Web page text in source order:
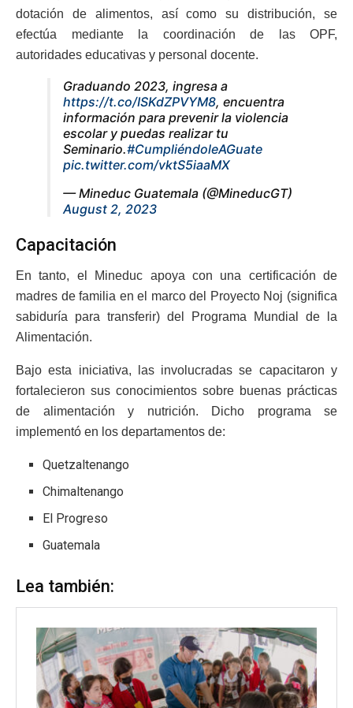
dotación de alimentos, así como su distribución, se
efectúa mediante la coordinación de las OPF,
autoridades educativas y personal docente.
Graduando 2023, ingresa a
https://t.co/ISKdZPVYM8, encuentra
información para prevenir la violencia
escolar y puedas realizar tu
Seminario.#CumpliéndoleAGuate
pic.twitter.com/vktS5iaaMX
— Mineduc Guatemala (@MineducGT)
August 2, 2023
Capacitación
En tanto, el Mineduc apoya con una certificación de
madres de familia en el marco del Proyecto Noj (significa
sabiduría para transferir) del Programa Mundial de la
Alimentación.
Bajo esta iniciativa, las involucradas se capacitaron y
fortalecieron sus conocimientos sobre buenas prácticas
de alimentación y nutrición. Dicho programa se
implementó en los departamentos de:
Quetzaltenango
Chimaltenango
El Progreso
Guatemala
Lea también: